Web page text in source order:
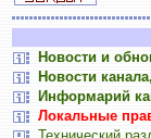
Новости и
Новости
Информарий
Локальные